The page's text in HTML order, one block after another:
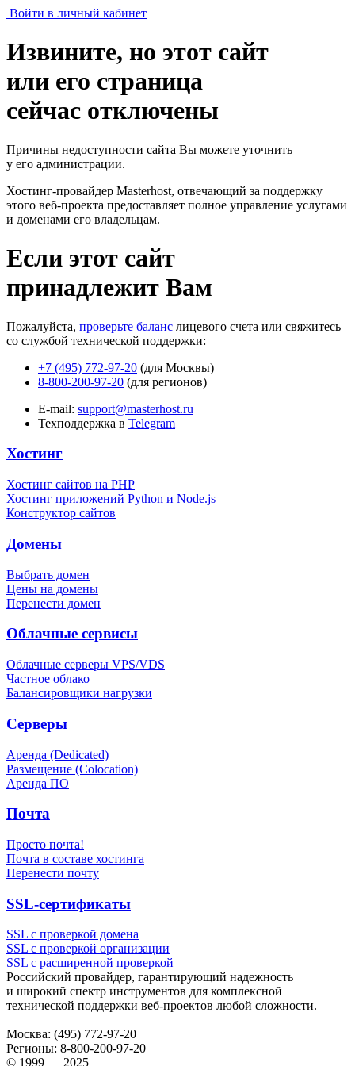
Войти в личный кабинет
Извините, но этот сайт
или его страница
сейчас отключены
Причины недоступности сайта Вы можете уточнить
у его администрации.
Хостинг-провайдер Masterhost, отвечающий за поддержку
этого веб-проекта предоставляет полное управление услугами
и доменами его владельцам.
Если этот сайт
принадлежит Вам
Пожалуйста, проверьте баланс лицевого счета или свяжитесь
со службой технической поддержки:
+7 (495) 772-97-20 (для Москвы)
8-800-200-97-20 (для регионов)
E-mail: support@masterhost.ru
Техподдержка в Telegram
Хостинг
Хостинг сайтов на PHP
Хостинг приложений Python и Node.js
Конструктор сайтов
Домены
Выбрать домен
Цены на домены
Перенести домен
Облачные сервисы
Облачные серверы VPS/VDS
Частное облако
Балансировщики нагрузки
Серверы
Аренда (Dedicated)
Размещение (Colocation)
Аренда ПО
Почта
Просто почта!
Почта в составе хостинга
Перенести почту
SSL-сертификаты
SSL с проверкой домена
SSL с проверкой организации
SSL с расширенной проверкой
Российский провайдер, гарантирующий надежность
и широкий спектр инструментов для комплексной
технической поддержки веб-проектов любой сложности.
Москва: (495) 772-97-20
Регионы: 8-800-200-97-20
© 1999 — 2025